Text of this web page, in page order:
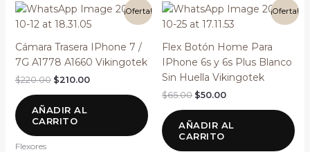
¡Oferta!
Cámara Trasera IPhone 7 /
7G A1778 A1660 Vikingotek
$220.00
El
precio
original
$220.00.
$210.00
El
precio
actual
$210.00.
AÑADIR AL
CARRITO
Flexores
¡Oferta!
Flex Botón Home Para
IPhone 6s y 6s Plus Blanco
Sin Huella Vikingotek
$65.00
El
precio
original
$65.00.
$50.00
El
precio
actual
$50.00.
AÑADIR AL
CARRITO